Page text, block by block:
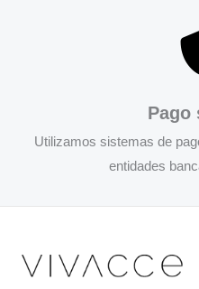
Pago
Utilizamos sistemas de
entidades